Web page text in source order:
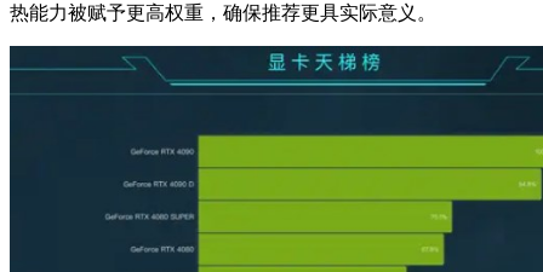
热能力被赋予更高权重，确保推荐更具实际意义。